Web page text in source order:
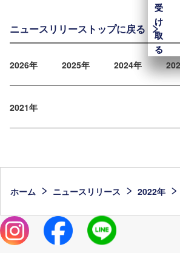
受
け
取
る
受
け
取
る
ニュースリリーストップに戻る
2026年 2025年 2024年
2021年
ホーム ニュースリリース 2022年